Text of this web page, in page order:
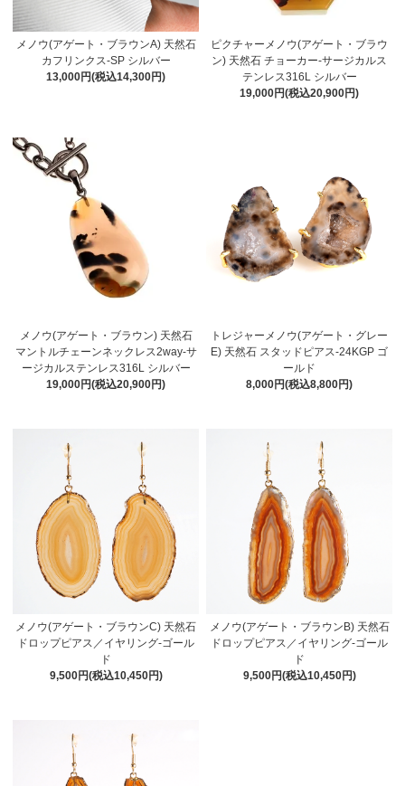
メノウ(アゲート・ブラウンA) 天然石
カフリンクス-SP シルバー
13,000円(税込14,300円)
ピクチャーメノウ(アゲート・ブラウ
ン) 天然石 チョーカー-サージカルス
テンレス316L シルバー
19,000円(税込20,900円)
メノウ(アゲート・ブラウン) 天然石
マントルチェーンネックレス2way-サ
ージカルステンレス316L シルバー
19,000円(税込20,900円)
トレジャーメノウ(アゲート・グレー
E) 天然石 スタッドピアス-24KGP ゴ
ールド
8,000円(税込8,800円)
メノウ(アゲート・ブラウンC) 天然石
ドロップピアス／イヤリング-ゴール
ド
9,500円(税込10,450円)
メノウ(アゲート・ブラウンB) 天然石
ドロップピアス／イヤリング-ゴール
ド
9,500円(税込10,450円)